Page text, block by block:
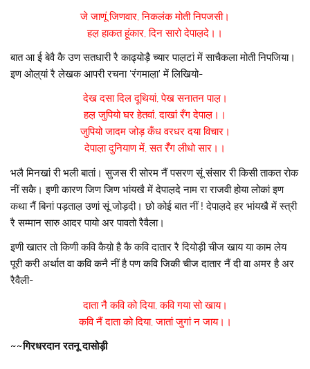
जे जाणूं जिणवार, निकलंक मोती निपजसी।
हल़ हाकत हूंकार, दिन सारो देपाल़दे।।
बात आ ई बेवै कै उण सतधारी रै काढ्योड़ै च्यार पाल़टां में साचैकला मोती निपजिया।
इण ओल़्यां रै लेखक आपरी रचना ‘रंगमाल़ा’ में लिखियो-
देख दसा दिल दूथियां, पेख सनातन पाल़।
हल़ जुपियो घर हेतवां, दाखां रँग देपाल़।।
जुपियो जादम जोड़ कँध वरधर दया विचार।
देपाल़ा दुनियाण में, सत रँँग लीधो सार।।
भलै मिनखां री भली बातां। सुजस री सोरम नैं पसरण सूं संसार री किसी ताकत रोक
नीं सकै। इणी कारण जिण जिण भांयखै में देपाल़दे नाम रा राजवी होया लोकां इण
कथा नैं बिनां पड़ताल़ उणां सूं जोड़दी। छो कोई बात नीं ! देपाल़दे हर भांयखै में स्त्री
रै सम्मान सारु आदर पायो अर पावतो रैवैला।
इणी खातर तो किणी कवि कैय़ो है कै कवि दातार रै दियोड़ी चीज खाय या काम लेय
पूरी करी अर्थात वा कवि कनै नीं है पण कवि जिकी चीज दातार नैं दी वा अमर है अर
रैवैली-
दाता नै कवि को दिया, कवि गया सो खाय।
कवि नैं दाता को दिया, जातां जुगां न जाय।।
~~गिरधरदान रतनू दासोड़ी